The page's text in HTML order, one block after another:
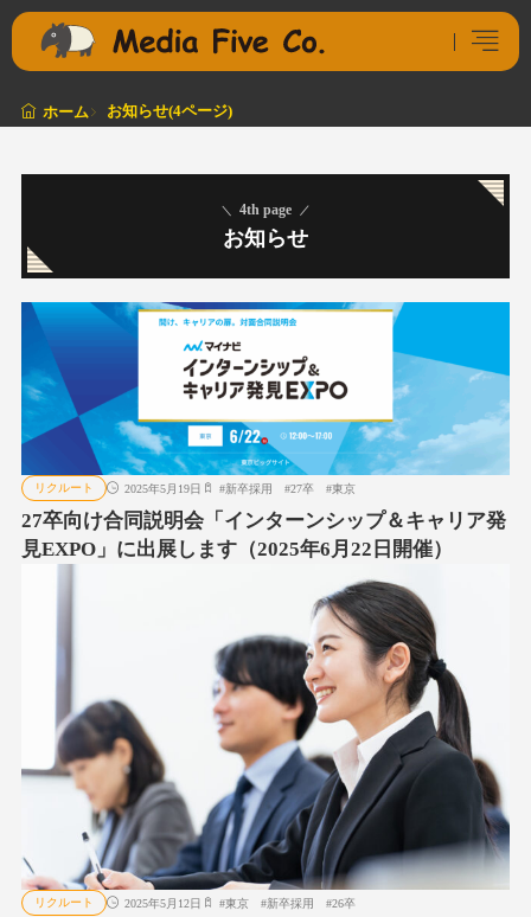
ホーム お知らせ(4ページ)
お知らせ
4th page
リクルート 2025年5月19日 #新卒採用 #27卒 #東京
27卒向け合同説明会「インターンシップ＆キャリア発
見EXPO」に出展します（2025年6月22日開催）
リクルート 2025年5月12日 #東京 #新卒採用 #26卒